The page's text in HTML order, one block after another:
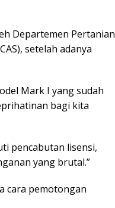
Departemen Pertanian
setelah adanya
Mark I yang sudah
bagi kita
pencabutan lisensi,
yang brutal.”
cara pemotongan